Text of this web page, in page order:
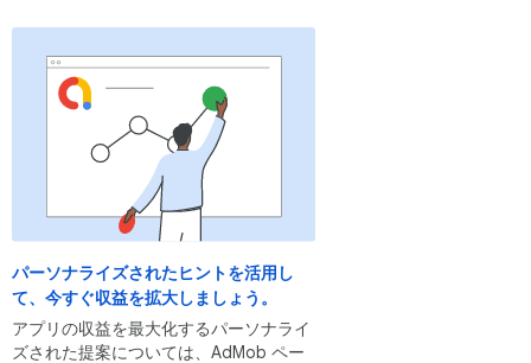
パーソナライズされたヒントを活用し
て、今すぐ収益を拡大しましょう。
アプリの収益を最大化するパーソナライ
ズされた提案については、AdMob ペー